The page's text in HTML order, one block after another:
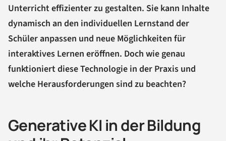
Unterricht effizienter zu gestalten. Sie kann Inhalte
dynamisch an den individuellen Lernstand der
Schüler anpassen und neue Möglichkeiten für
interaktives Lernen eröffnen. Doch wie genau
funktioniert diese Technologie in der Praxis und
welche Herausforderungen sind zu beachten?
Generative KI in der Bildung